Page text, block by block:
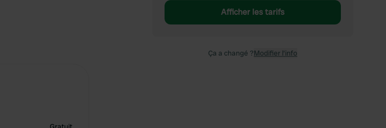
Afficher les tarifs
Ça a changé ?Modifier l’info